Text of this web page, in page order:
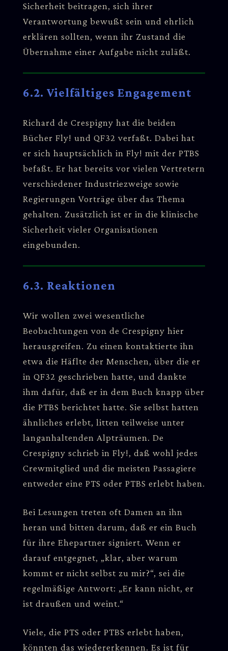
Sicherheit beitragen, sich ihrer
Verantwortung bewußt sein und ehrlich
erklären sollten, wenn ihr Zustand die
Übernahme einer Aufgabe nicht zuläßt.
6.2. Vielfältiges Engagement
Richard de Crespigny hat die beiden
Bücher Fly! und QF32 verfaßt. Dabei hat
er sich hauptsächlich in Fly! mit der PTBS
befaßt. Er hat bereits vor vielen Vertretern
verschiedener Industriezweige sowie
Regierungen Vorträge über das Thema
gehalten. Zusätzlich ist er in die klinische
Sicherheit vieler Organisationen
eingebunden.
6.3. Reaktionen
Wir wollen zwei wesentliche
Beobachtungen von de Crespigny hier
herausgreifen. Zu einen kontaktierte ihn
etwa die Häflte der Menschen, über die er
in QF32 geschrieben hatte, und dankte
ihm dafür, daß er in dem Buch knapp über
die PTBS berichtet hatte. Sie selbst hatten
ähnliches erlebt, litten teilweise unter
langanhaltenden Alpträumen. De
Crespigny schrieb in Fly!, daß wohl jedes
Crewmitglied und die meisten Passagiere
entweder eine PTS oder PTBS erlebt haben.
Bei Lesungen treten oft Damen an ihn
heran und bitten darum, daß er ein Buch
für ihre Ehepartner signiert. Wenn er
darauf entgegnet, „klar, aber warum
kommt er nicht selbst zu mir?“, sei die
regelmäßige Antwort: „Er kann nicht, er
ist draußen und weint.“
Viele, die PTS oder PTBS erlebt haben,
könnten das wiedererkennen. Es ist für